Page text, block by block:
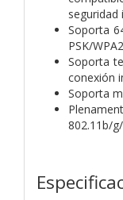
seguridad
Soporta
PSK/
Soporta
conexión
Soporta
802.11b/